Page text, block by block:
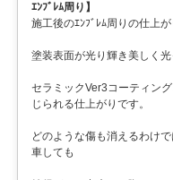
ｴﾝﾌﾞﾚﾑ周り】
施工後のｴﾝﾌﾞﾚﾑ周りの仕上が
塗装表面が光り輝き美しく光
セラミックVer3コーティン
じられる仕上がりです。
どのような傷も消えるわけ
車しても